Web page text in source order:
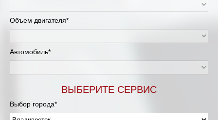
Объем двигателя*
Автомобиль*
ВЫБЕРИТЕ СЕРВИС
Выбор города*